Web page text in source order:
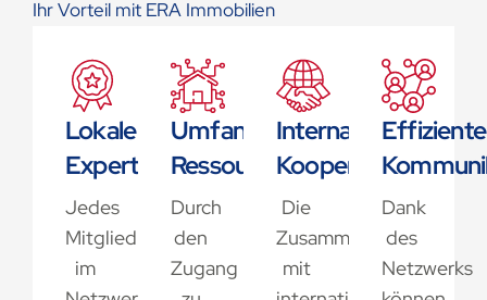
Ihr Vorteil mit ERA Immobilien
Lokale
Expertise
Jedes
Mitglied
im
Umfangreiche
Ressourcen
Durch
den
Zugang
Internationale
Kooperation
Die
Zusammenarbeit
mit
Effiziente
Dank
des
Netzwerks